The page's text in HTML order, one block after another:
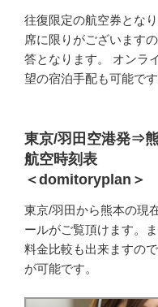
往復限定の航空券とな
席に限りがございます
答となります。 オンラ
望の宿泊手配も可能です
東京/羽田空港発⇒
航空時刻表
＜domitoryplan＞
東京/羽田から熊本の現
ールがご覧頂けます。
料金比較も出来ますの
が可能です。